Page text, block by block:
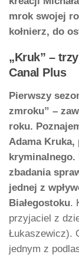
mrok swojej
kołnierz, do
„Kruk” –
Canal Plus
Pierwszy
zmroku” –
roku.
Adama Kruka,
kryminalnego.
zbadania
jednej z
Białegostoku.
przyjaciel z
Łukaszewicz).
jednym z